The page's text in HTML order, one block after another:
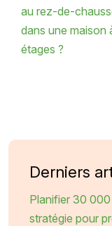
au rez-de-
dans une maison
étages ?
Derniers
Planifier 30
stratégie pour